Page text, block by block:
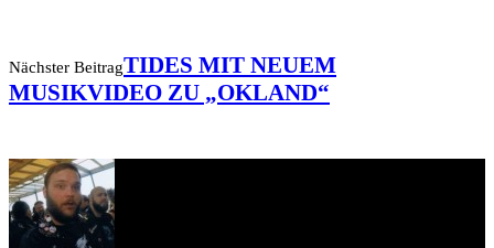
Nächster BeitragTIDES MIT NEUEM
MUSIKVIDEO ZU „OKLAND“